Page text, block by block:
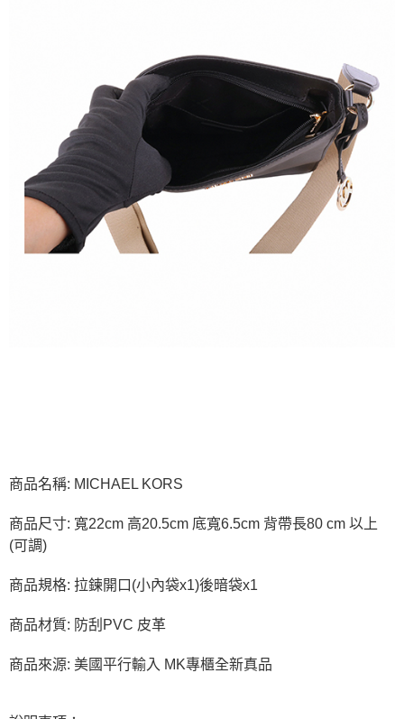
商品名稱: MICHAEL KORS
商品尺寸: 寬22cm 高20.5cm 底寬6.5cm 背帶長80 cm 以上
(可調)
商品規格: 拉鍊開口(小內袋x1)後暗袋x1
商品材質: 防刮PVC 皮革
商品來源: 美國平行輸入 MK專櫃全新真品